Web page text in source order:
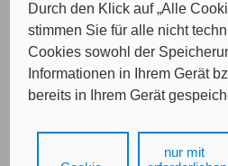
Durch den Klick auf „Alle
stimmen Sie für alle nicht
Cookies sowohl der
Informationen in Ihrem Gerät
bereits in Ihrem Gerät
Ihrer Daten zu den
Datenschutzhinweisengemäß
nur mit